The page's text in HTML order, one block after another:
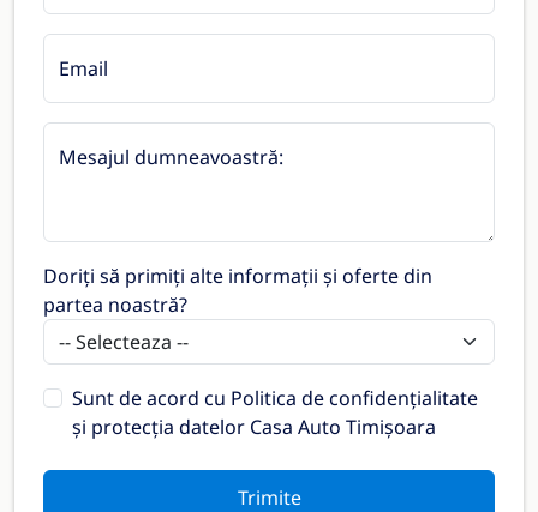
Email
Mesajul dumneavoastră:
Doriți să primiți alte informații și oferte din
partea noastră?
Sunt de acord cu Politica de confidențialitate
și protecția datelor Casa Auto Timișoara
Trimite